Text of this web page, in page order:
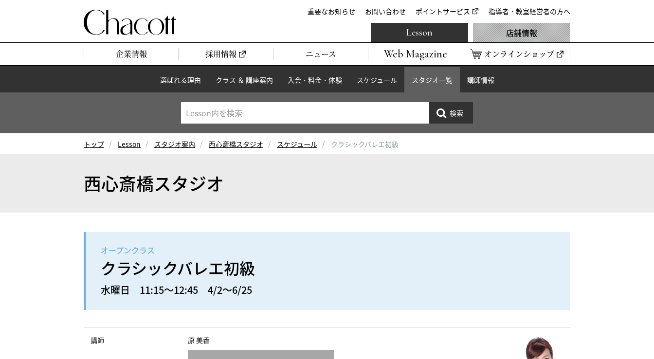
重要なお知らせ お問い合わせ ポイントサービス 指導者・教室経営者の方へ
企業情報 採用情報 ニュース Web Magazine オンラインショップ
Lesson 店舗情報
選ばれる理由 クラス ＆ 講座案内 入会・料金・体験 スケジュール スタジオ一覧 講師情報
トップ Lesson スタジオ案内 西心斎橋スタジオ スケジュール クラシックバレエ初級
西心斎橋スタジオ
オープンクラス
クラシックバレエ初級
水曜日 11:15～12:45 4/2～6/25
講師 原 美香